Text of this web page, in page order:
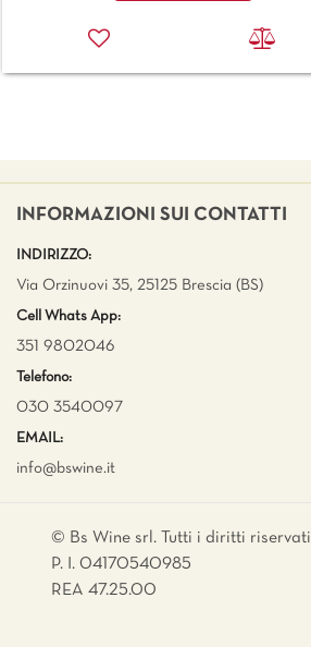
INFORMAZIONI SUI CONTATTI
INDIRIZZO:
Via Orzinuovi 35, 25125 Brescia (BS)
Cell Whats App:
351 9802046
Telefono:
030 3540097
EMAIL:
info@bswine.it
© Bs Wine srl. Tutti i diritti riservati
P. I. 04170540985
REA 47.25.00